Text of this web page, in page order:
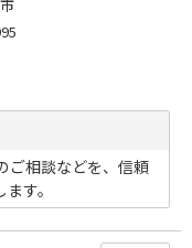
ご相談などを、信頼
す。